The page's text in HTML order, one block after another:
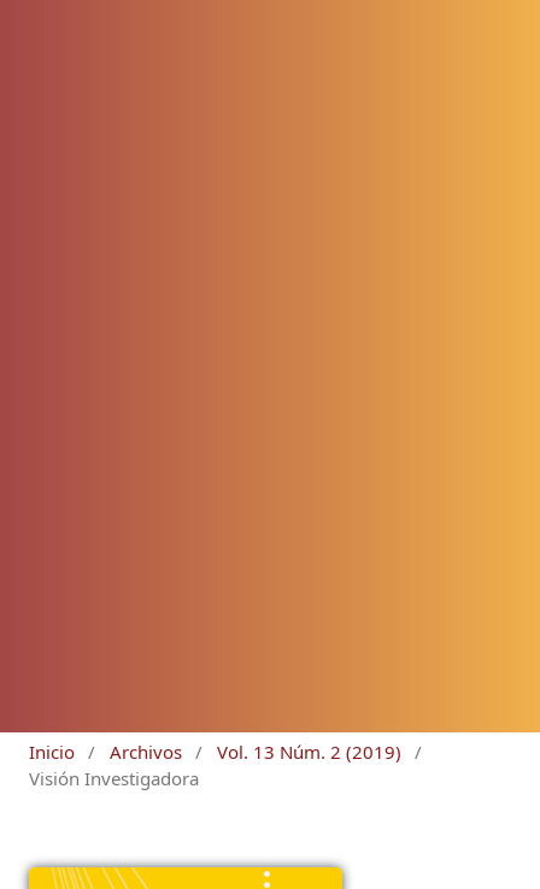
Inicio / Archivos / Vol. 13 Núm. 2 (2019)
/
Visión Investigadora